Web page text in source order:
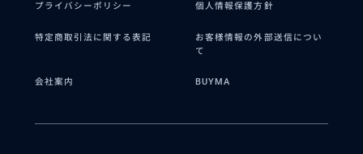
プライバシーポリシー 個人情報保護方針
特定商取引法に関する表記
お客様情報の外部送信につい
て
会社案内 BUYMA